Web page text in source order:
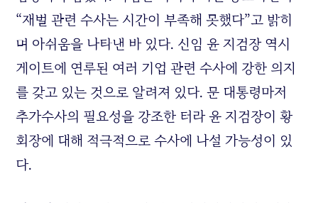
“재벌 관련 수사는 시간이 부족해 못했다”고 밝히
며 아쉬움을 나타낸 바 있다. 신임 윤 지검장 역시
게이트에 연루된 여러 기업 관련 수사에 강한 의지
를 갖고 있는 것으로 알려져 있다. 문 대통령마저
추가수사의 필요성을 강조한 터라 윤 지검장이 황
회장에 대해 적극적으로 수사에 나설 가능성이 있
다.